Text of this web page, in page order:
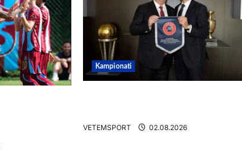
Kampionati
VETEMSPORT 02.08.2026